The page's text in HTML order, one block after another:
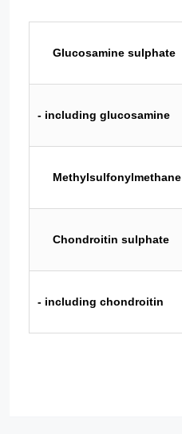
Glucosamine sulphate
- including glucosamine
Methylsulfonylmethane
Chondroitin sulphate
- including chondroitin